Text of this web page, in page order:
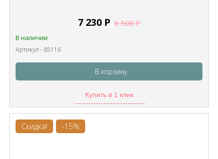
7 230 Р 8 508Р
В наличии
Артикул - 85116
В корзину
Купить в 1 клик
Скидка! -15%